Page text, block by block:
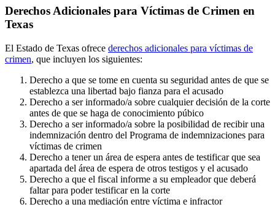
Derechos Adicionales para Víctimas de Crimen en
Texas
El Estado de Texas ofrece derechos adicionales para víctimas de
crimen, que incluyen los siguientes:
Derecho a que se tome en cuenta su seguridad antes de que se
establezca una libertad bajo fianza para el acusado
Derecho a ser informado/a sobre cualquier decisión de la corte
antes de que se haga de conocimiento púbico
Derecho a ser informado/a sobre la posibilidad de recibir una
indemnización dentro del Programa de indemnizaciones para
víctimas de crimen
Derecho a tener un área de espera antes de testificar que sea
apartada del área de espera de otros testigos y el acusado
Derecho a que el fiscal informe a su empleador que deberá
faltar para poder testificar en la corte
Derecho a una mediación entre víctima e infractor